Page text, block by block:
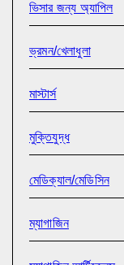
ভিসার জন্য অ্যাপিল
ভ্রমন/খেলাধুলা
মাস্টার্স
মুক্তিযুদ্ধ
মেডিক্যাল/মেডিসিন
ম্যাগাজিন